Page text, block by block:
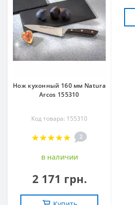
Нож кухонный 160 мм Natura
Arcos 155310
Код товара: 155310
2
в наличии
2 171 грн.